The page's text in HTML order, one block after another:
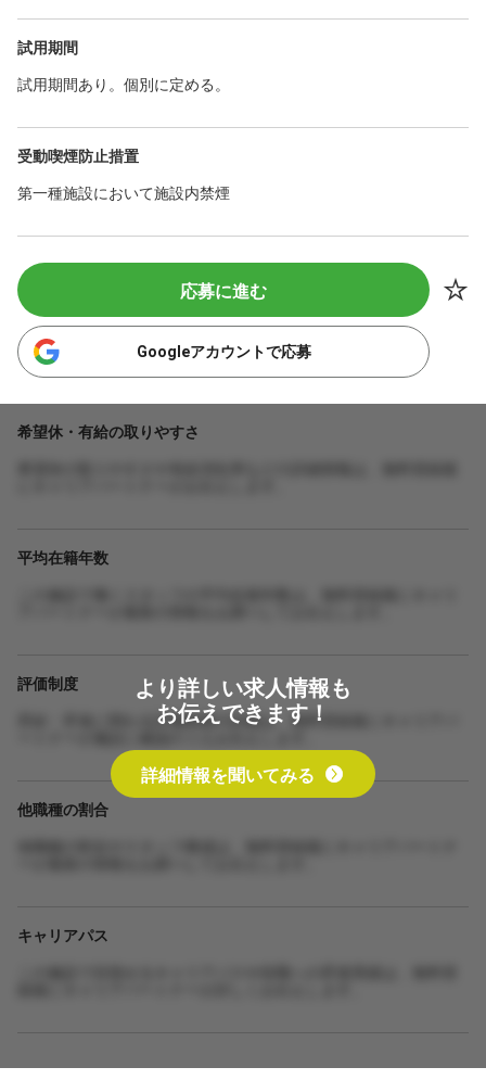
試用期間
試用期間あり。個別に定める。
受動喫煙防止措置
第一種施設において施設内禁煙
応募に進む
Googleアカウントで応募
希望休・有給の取りやすさ
平均在籍年数
評価制度
昇給・昇進に関わる評価制度の詳細は、無料登録後にキャリアパ
他職種の割合
キャリアパス
より詳しい求人情報も
お伝えできます！
詳細情報を聞いてみる